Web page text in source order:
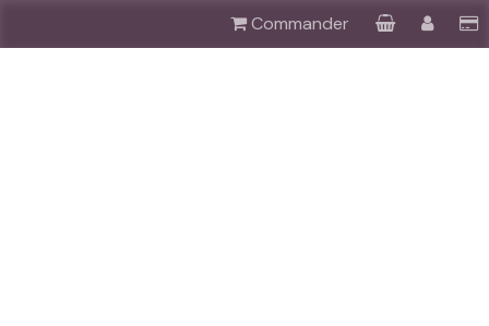
Commander